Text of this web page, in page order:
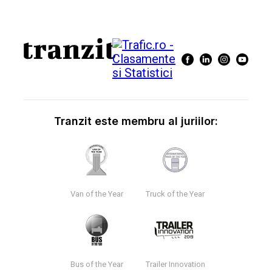
Tranzit este membru al juriilor:
Van of the Year Truck of the Year
Bus of the Year Trailer Innovation